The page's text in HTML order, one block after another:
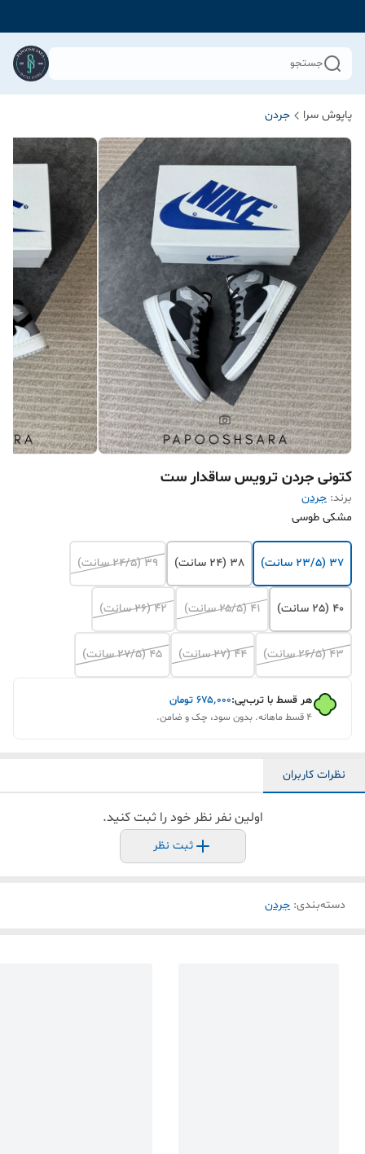
جستجو
پاپوش سرا جردن
کتونی جردن ترویس ساقدار ست
برند: جردن
مشکی طوسی
37 (23/5 سانت) 38 (24 سانت) 39 (24/5 سانت)
40 (25 سانت) ۴۱ (۲۵/۵ سانت) ۴۲ (۲۶ سانت)
۴۳ (۲۶/۵ سانت) ۴۴ (۲۷ سانت) ۴۵ (۲۷/۵ سانت)
هر قسط با ترب‌پی:۶۷۵٬۰۰۰ تومان
۴ قسط ماهانه. بدون سود، چک و ضامن.
نظرات کاربران
اولین نفر نظر خود را ثبت کنید.
ثبت نظر
دسته‌بندی: جردن